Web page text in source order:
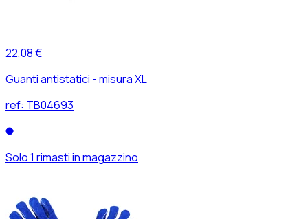
22,08 €
Guanti antistatici - misura XL
ref: TB04693
Solo 1 rimasti in magazzino